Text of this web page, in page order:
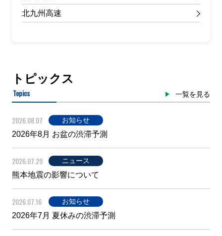
北九州高速
トピックス
Topics 一覧を見る
2026.08.07 お知らせ
2026年8月 お盆の渋滞予測
2026.07.29 ニュース
熊本地震の影響について
2026.07.16 お知らせ
2026年7月 夏休みの渋滞予測